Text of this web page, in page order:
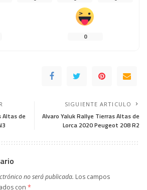
0
Altas de
SIGUIENTE ARTICULO
Alvaro Yaluk Rallye Tierras Altas de
Lorca 2020 Peugeot 208 R2
no será publicada. Los campos
con *